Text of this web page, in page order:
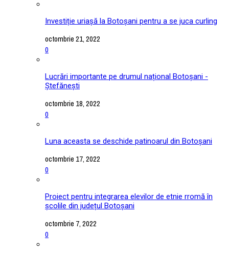
Investiție uriașă la Botoșani pentru a se juca curling
octombrie 21, 2022
0
Lucrări importante pe drumul național Botoșani -
Ștefănești
octombrie 18, 2022
0
Luna aceasta se deschide patinoarul din Botoșani
octombrie 17, 2022
0
Proiect pentru integrarea elevilor de etnie rromă în
școlile din județul Botoșani
octombrie 7, 2022
0